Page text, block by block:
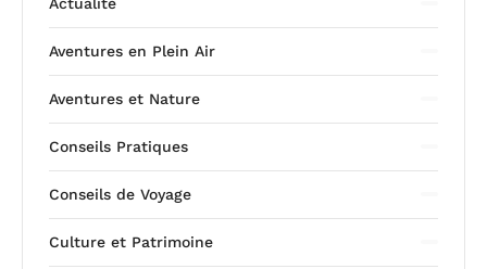
Aventures en Plein Air
Aventures et Nature
Conseils Pratiques
Conseils de Voyage
Culture et Patrimoine